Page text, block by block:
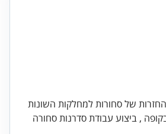
, ביצוע עבודת סדרנות סחורה